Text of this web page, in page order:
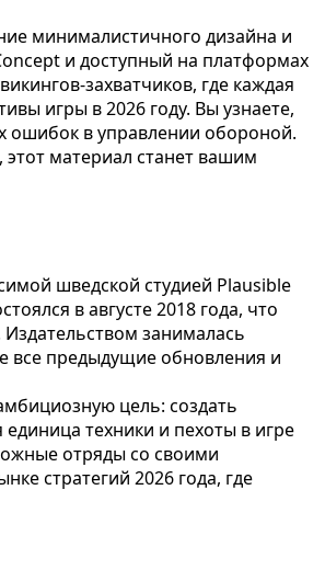
минималистичного дизайна и
и доступный на платформах
захватчиков, где каждая
игры в 2026 году. Вы узнаете,
ошибок в управлении обороной.
материал станет вашим
шведской студией Plausible
в августе 2018 года, что
занималась
все предыдущие обновления и
цель: создать
техники и пехоты в игре
отряды со своими
стратегий 2026 года, где